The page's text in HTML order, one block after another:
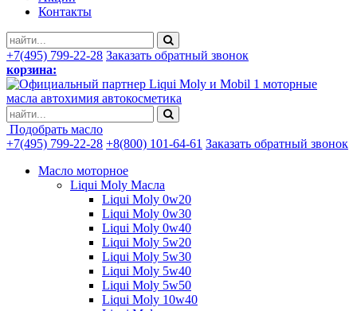
Контакты
+7(495) 799-22-28 Заказать обратный звонок
корзина:
моторные
масла автохимия автокосметика
Подобрать масло
+7(495) 799-22-28 +8(800) 101-64-61 Заказать обратный звонок
Масло моторное
Liqui Moly Масла
Liqui Moly 0w20
Liqui Moly 0w30
Liqui Moly 0w40
Liqui Moly 5w20
Liqui Moly 5w30
Liqui Moly 5w40
Liqui Moly 5w50
Liqui Moly 10w40